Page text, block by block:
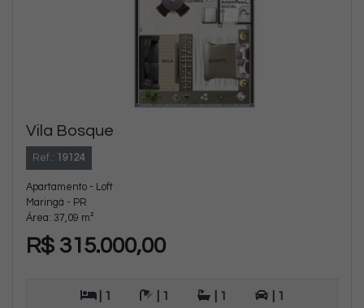
Vila Bosque
Ref.: 19124
Apartamento - Loft
Maringá - PR
Área: 37,09 m²
R$ 315.000,00
| 1 | 1 | 1 | 1